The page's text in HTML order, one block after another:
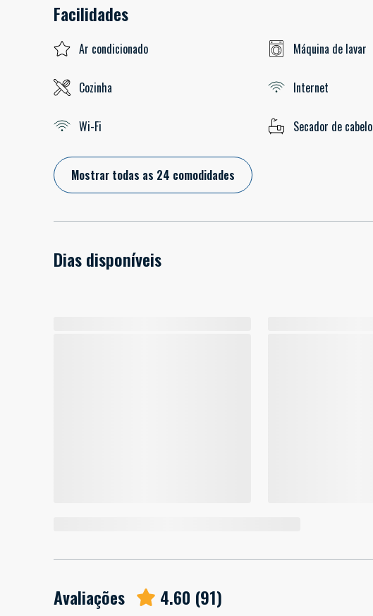
Facilidades
Ar condicionado Máquina de lavar
Cozinha Internet
Wi-Fi Secador de cabelo
Mostrar todas as 24 comodidades
Dias disponíveis
Avaliações 4.60 (91)